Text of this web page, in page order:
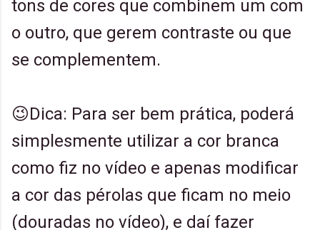
tons de cores que combinem um com
o outro, que gerem contraste ou que
se complementem.
😉Dica: Para ser bem prática, poderá
simplesmente utilizar a cor branca
como fiz no vídeo e apenas modificar
a cor das pérolas que ficam no meio
(douradas no vídeo), e daí fazer